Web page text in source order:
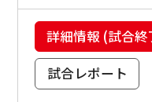
詳細情報 (試合終
試合レポート